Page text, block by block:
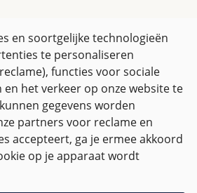
Voorwaarden
Herroepingsrecht
plusverzendkosten en eventuele
indien niet anders vermeld.
en soortgelijke technologieën
te personaliseren
functies voor sociale
en het verkeer op onze website te
gegevens worden
partners voor reclame en
accepteert, ga je ermee akkoord
op je apparaat wordt